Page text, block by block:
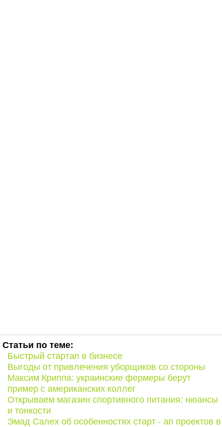
Статьи по теме:
Быстрый стартап в бизнесе
Выгоды от привлечения уборщиков со стороны
Максим Криппа: украинские фермеры берут
пример с американских коллег
Открываем магазин спортивного питания: нюансы
и тонкости
Эмад Салех об особенностях старт - ап проектов в